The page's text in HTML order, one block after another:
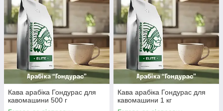
Кава арабіка Гондурас для
кавомашини 500 г
Кава арабіка Гондурас для
кавомашини 1 кг